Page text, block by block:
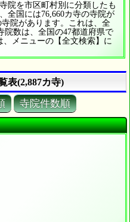
院を市区町村別に分類したも
全国には76,660カ寺の寺院が
院があります。これは、全
院数は、全国の47都道府県で
メニューの【全文検索】に
表(2,887カ寺)
寺院件数順